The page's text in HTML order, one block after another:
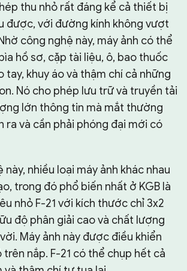
thu nhỏ rất đáng kể cả thiết bị
được, với đường kính không vượt
công nghệ này, máy ảnh có thể
hồ sơ, cặp tài liệu, ô, bao thuốc
tay, khuy áo và thậm chí cả những
Nó cho phép lưu trữ và truyền tải
lớn thông tin mà mắt thường
ra và cần phải phóng đại mới có
này, nhiều loại máy ảnh khác nhau
trong đó phổ biến nhất ở KGB là
nhỏ F-21 với kích thước chỉ 3x2
độ phân giải cao và chất lượng
Máy ảnh này được điều khiển
trên nắp. F-21 có thể chụp hết cả